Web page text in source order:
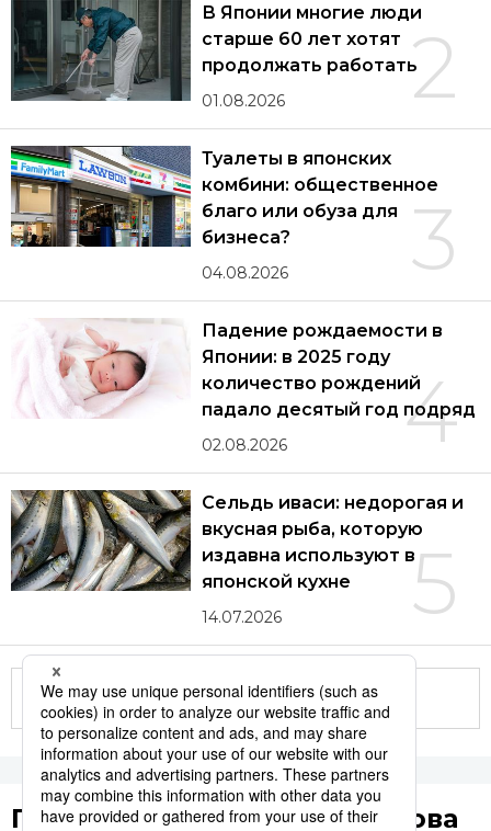
2
В Японии многие люди
старше 60 лет хотят
продолжать работать
01.08.2026
3
Туалеты в японских
комбини: общественное
благо или обуза для
бизнеса?
04.08.2026
4
Падение рождаемости в
Японии: в 2025 году
количество рождений
падало десятый год подряд
02.08.2026
5
Сельдь иваси: недорогая и
вкусная рыба, которую
издавна используют в
японской кухне
14.07.2026
Другие статьи по теме
Популярные поисковые слова